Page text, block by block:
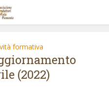
formativa
(2022)